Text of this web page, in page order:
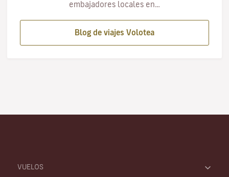
embajadores locales en…
Blog de viajes Volotea
VUELOS